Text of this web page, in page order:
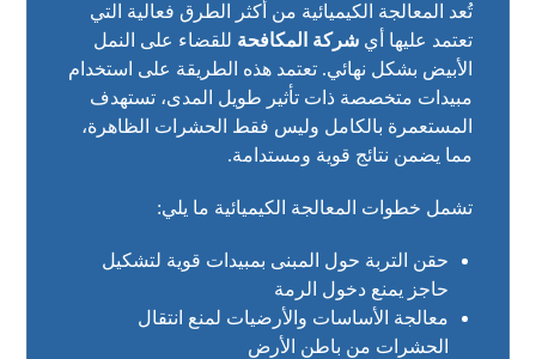
تُعد المعالجة الكيميائية من أكثر الطرق فعالية التي
تعتمد عليها أيشركة المكافحة للقضاء على النمل
الأبيض بشكل نهائي. تعتمد هذه الطريقة على استخدام
مبيدات متخصصة ذات تأثير طويل المدى، تستهدف
المستعمرة بالكامل وليس فقط الحشرات الظاهرة،
مما يضمن نتائج قوية ومستدامة.
تشمل خطوات المعالجة الكيميائية ما يلي:
حقن التربة حول المبنى بمبيدات قوية لتشكيل
حاجز يمنع دخول الرمة
معالجة الأساسات والأرضيات لمنع انتقال
الحشرات من باطن الأرض